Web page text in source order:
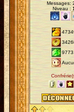
Messages:
Niveau :
9773